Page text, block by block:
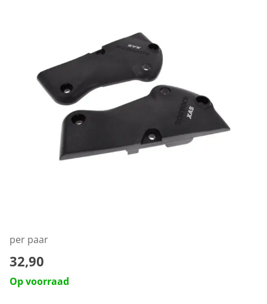
per paar
32,90
Op voorraad